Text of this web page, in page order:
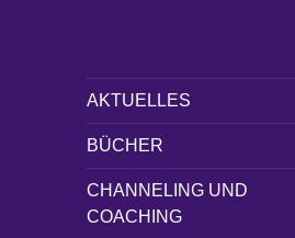
AKTUELLES
BÜCHER
CHANNELING UND
COACHING